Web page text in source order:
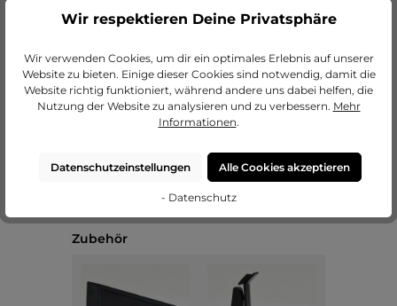
Produktgalerie überspringen
Zubehör
Wir respektieren Deine Privatsphäre
Wir verwenden Cookies, um dir ein optimales Erlebnis auf unserer
Website zu bieten. Einige dieser Cookies sind notwendig, damit die
Website richtig funktioniert, während andere uns dabei helfen, die
Nutzung der Website zu analysieren und zu verbessern. Mehr
Informationen.
Datenschutzeinstellungen Alle Cookies akzeptieren
- Datenschutz